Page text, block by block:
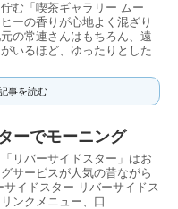
む「喫茶ギャラリー ムー
ーの香りが心地よく混ざり
の常連さんはもちろん、遠
いるほど、ゆったりとした
事を読む
ーでモーニング
リバーサイドスター」はお
サービスが人気の昔ながら
イドスター リバーサイドス
ンクメニュー、口...